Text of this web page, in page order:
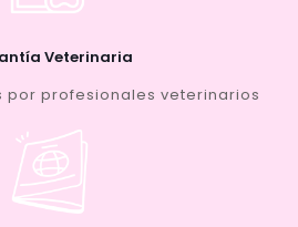
Veterinaria
por profesionales veterinarios